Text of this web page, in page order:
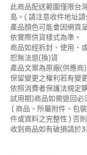
此商品配送範圍僅限台
島。( 請注意收件地址
產品顏色可能會因網頁
依實際供貨樣式為準。
商品如經拆封、使用、
恕無法退(換)貨
產品文案為原廠(供應
保留變更之權利若有變
依照消費者保護法規定
試用期)商品如需退回必
( 商品、所屬附件、包
件或資料之完整性 ) 否
收到商品如有破損請於